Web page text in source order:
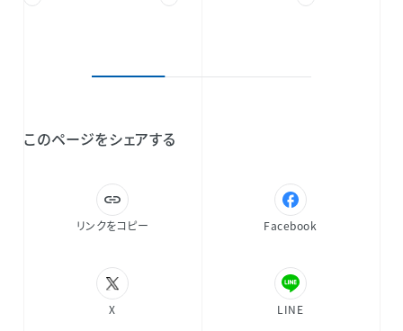
このページをシェアする
リンクをコピー Facebook
X LINE